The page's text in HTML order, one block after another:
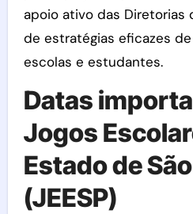
apoio ativo das Diretorias
de estratégias eficazes
escolas e estudantes.
Datas
Jogos
Estado de
(JEESP)